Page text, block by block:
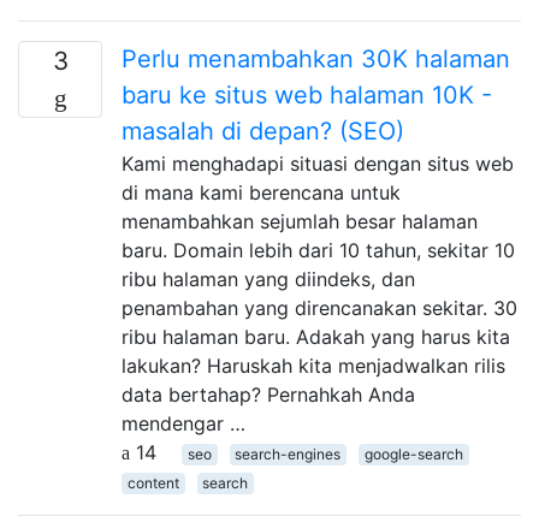
3
Perlu menambahkan 30K halaman
baru ke situs web halaman 10K -
masalah di depan? (SEO)
Kami menghadapi situasi dengan situs web
di mana kami berencana untuk
menambahkan sejumlah besar halaman
baru. Domain lebih dari 10 tahun, sekitar 10
ribu halaman yang diindeks, dan
penambahan yang direncanakan sekitar. 30
ribu halaman baru. Adakah yang harus kita
lakukan? Haruskah kita menjadwalkan rilis
data bertahap? Pernahkah Anda
mendengar …
14
seo search-engines
google-search
content
search